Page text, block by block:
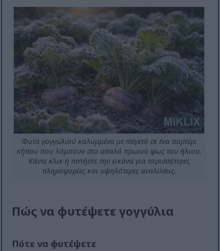
Φυτά γογγυλιού καλυμμένα με παγετό σε ένα παρτέρι
κήπου που λάμπουν στο απαλό πρωινό φως του ήλιου.
Κάντε κλικ ή πατήστε την εικόνα για περισσότερες
πληροφορίες και υψηλότερες αναλύσεις.
Πώς να φυτέψετε γογγύλια
Πότε να φυτέψετε